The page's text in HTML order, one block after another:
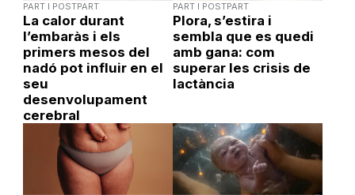
PART I POSTPART
La calor durant
l’embaràs i els
primers mesos del
nadó pot influir en el
seu
desenvolupament
cerebral
PART I POSTPART
Plora, s’estira i
sembla que es quedi
amb gana: com
superar les crisis de
lactància